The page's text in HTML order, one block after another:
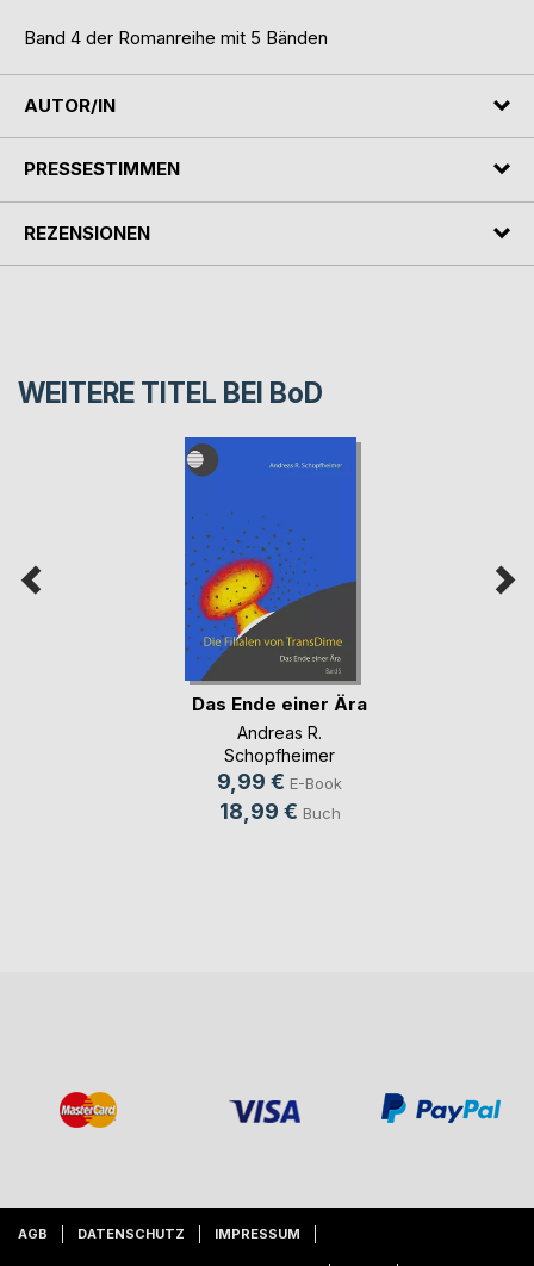
Band 4 der Romanreihe mit 5 Bänden
AUTOR/IN
PRESSESTIMMEN
REZENSIONEN
WEITERE TITEL BEI BoD
Das Ende einer Ära
Andreas R.
Schopfheimer
9,99 € E-Book
18,99 € Buch
AGB DATENSCHUTZ IMPRESSUM